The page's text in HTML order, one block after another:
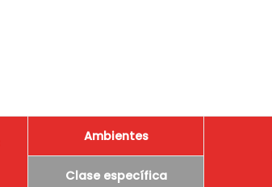
Ambientes
Clase específica